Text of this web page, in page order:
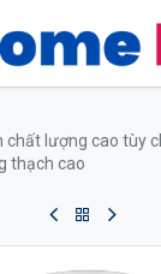
chất lượng cao tùy
thạch cao